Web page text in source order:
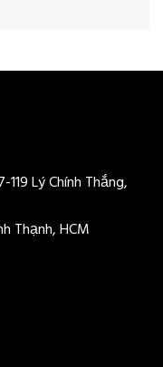
119 Lý Chính Thắng,
Thạnh, HCM